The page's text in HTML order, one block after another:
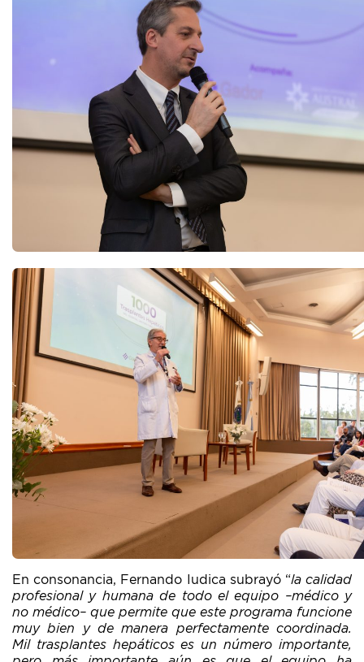
En consonancia, Fernando Iudica subrayó “la calidad
profesional y humana de todo el equipo –médico y
no médico– que permite que este programa funcione
muy bien y de manera perfectamente coordinada.
Mil trasplantes hepáticos es un número importante,